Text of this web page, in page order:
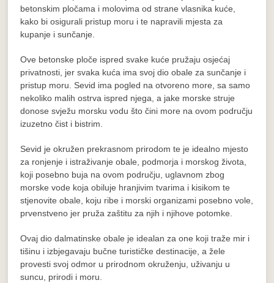
betonskim pločama i molovima od strane vlasnika kuće,
kako bi osigurali pristup moru i te napravili mjesta za
kupanje i sunčanje.
Ove betonske ploče ispred svake kuće pružaju osjećaj
privatnosti, jer svaka kuća ima svoj dio obale za sunčanje i
pristup moru. Sevid ima pogled na otvoreno more, sa samo
nekoliko malih ostrva ispred njega, a jake morske struje
donose svježu morsku vodu što čini more na ovom području
izuzetno čist i bistrim.
Sevid je okružen prekrasnom prirodom te je idealno mjesto
za ronjenje i istraživanje obale, podmorja i morskog života,
koji posebno buja na ovom području, uglavnom zbog
morske vode koja obiluje hranjivim tvarima i kisikom te
stjenovite obale, koju ribe i morski organizami posebno vole,
prvenstveno jer pruža zaštitu za njih i njihove potomke.
Ovaj dio dalmatinske obale je idealan za one koji traže mir i
tišinu i izbjegavaju bučne turističke destinacije, a žele
provesti svoj odmor u prirodnom okruženju, uživanju u
suncu, prirodi i moru.